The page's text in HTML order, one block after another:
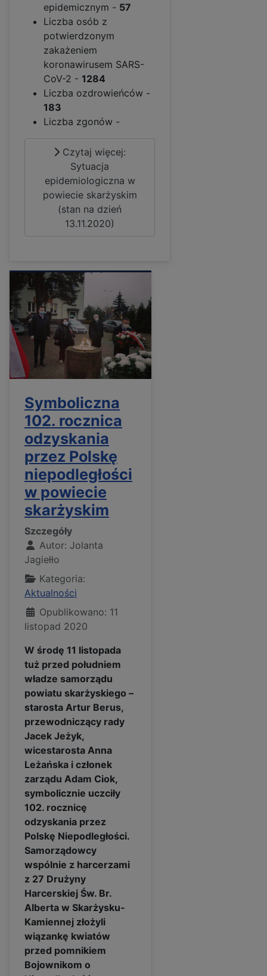
epidemicznym - 57
Liczba osób z
potwierdzonym
zakażeniem
koronawirusem SARS-
CoV-2 - 1284
Liczba ozdrowieńców -
183
Liczba zgonów -
Czytaj więcej:
Sytuacja
epidemiologiczna w
powiecie skarżyskim
(stan na dzień
13.11.2020)
Symboliczna
102. rocznica
odzyskania
przez Polskę
niepodległości
w powiecie
skarżyskim
Szczegóły
Autor: Jolanta
Jagiełło
Kategoria:
Aktualności
Opublikowano: 11
listopad 2020
W środę 11 listopada
tuż przed południem
władze samorządu
powiatu skarżyskiego –
starosta Artur Berus,
przewodniczący rady
Jacek Jeżyk,
wicestarosta Anna
Leżańska i członek
zarządu Adam Ciok,
symbolicznie uczciły
102. rocznicę
odzyskania przez
Polskę Niepodległości.
Samorządowcy
wspólnie z harcerzami
z 27 Drużyny
Harcerskiej Św. Br.
Alberta w Skarżysku-
Kamiennej złożyli
wiązankę kwiatów
przed pomnikiem
Bojownikom o